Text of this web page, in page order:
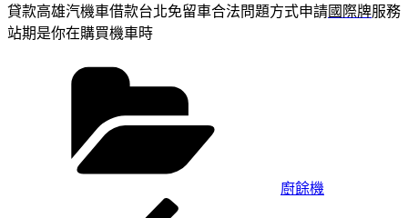
貸款高雄汽機車借款台北免留車合法問題方式申請國際牌服務
站期是你在購買機車時
廚餘機